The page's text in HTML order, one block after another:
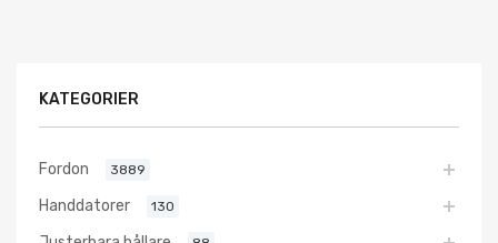
KATEGORIER
Fordon 3889
Handdatorer 130